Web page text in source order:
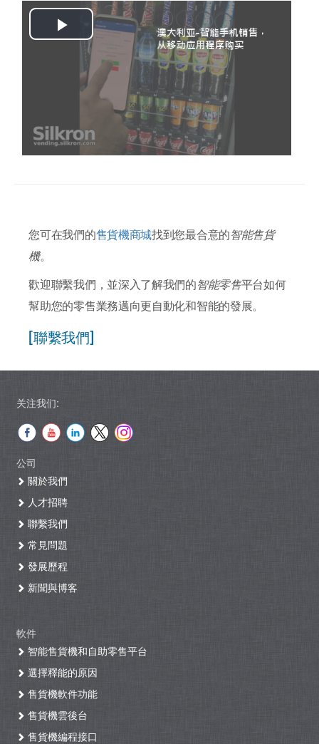
Play
Video
您可在我們的售貨機商城找到您最合意的智能售貨
機。
歡迎聯繫我們，並深入了解我們的智能零售平台如何
幫助您的零售業務邁向更自動化和智能的發展。
[聯繫我們]
关注我们:
公司
關於我們
人才招聘
聯繫我們
常見問題
發展歷程
新聞與博客
軟件
智能售貨機和自助零售平台
選擇釋能的原因
售貨機軟件功能
售貨機雲後台
售貨機編程接口